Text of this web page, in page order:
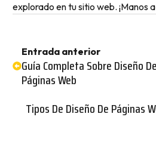
explorado en tu sitio web. ¡Manos
Entrada anterior
Guía Completa Sobre Diseño
Páginas Web
Tipos De Diseño De Páginas